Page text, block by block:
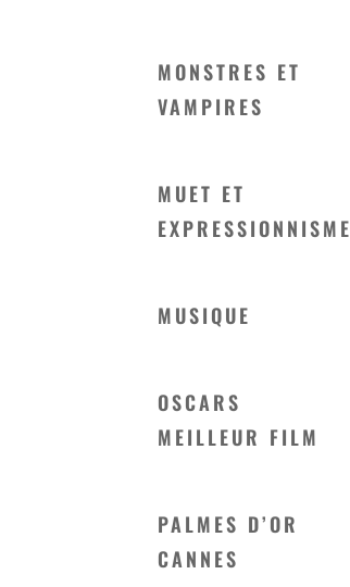
MONSTRES ET
VAMPIRES
MUET ET
EXPRESSIONNISME
MUSIQUE
OSCARS
MEILLEUR FILM
PALMES D’OR
CANNES